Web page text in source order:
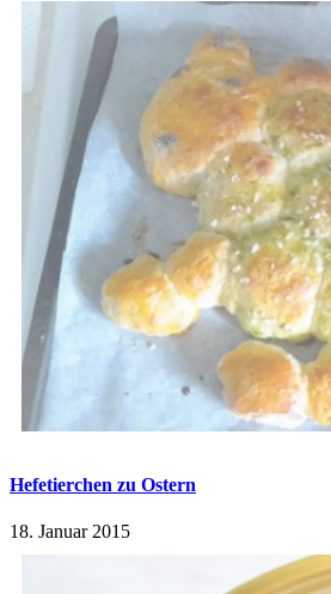
Hefetierchen zu Ostern
18. Januar 2015